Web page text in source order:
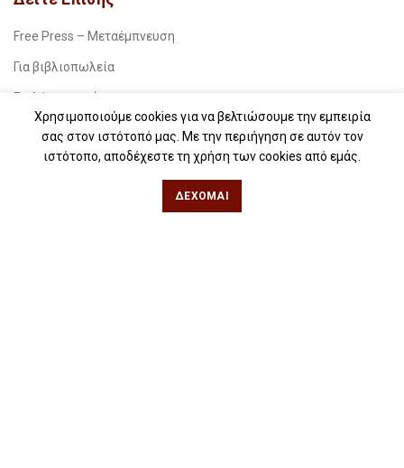
Free Press – Μεταέμπνευση
Για βιβλιοπωλεία
Για λέσχες ανάγνωσης
Για δημοσιογράφους
Για σχολεία
Χρησιμοποιούμε cookies για να βελτιώσουμε την εμπειρία
σας στον ιστότοπό μας. Με την περιήγηση σε αυτόν τον
ιστότοπο, αποδέχεστε τη χρήση των cookies από εμάς.
ΔΈΧΟΜΑΙ